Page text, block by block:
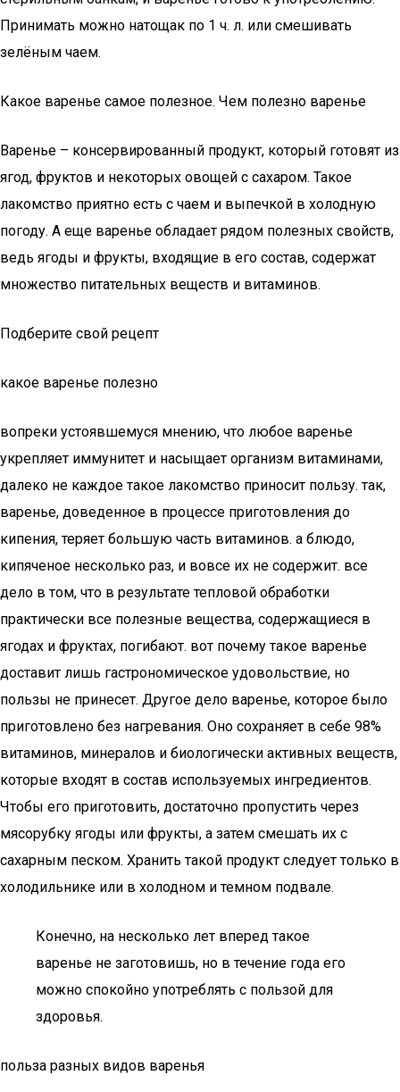
Принимать можно натощак по 1 ч. л. или смешивать
зелёным чаем.
Какое варенье самое полезное. Чем полезно варенье
Варенье – консервированный продукт, который готовят из
ягод, фруктов и некоторых овощей с сахаром. Такое
лакомство приятно есть с чаем и выпечкой в холодную
погоду. А еще варенье обладает рядом полезных свойств,
ведь ягоды и фрукты, входящие в его состав, содержат
множество питательных веществ и витаминов.
Подберите свой рецепт
какое варенье полезно
вопреки устоявшемуся мнению, что любое варенье
укрепляет иммунитет и насыщает организм витаминами,
далеко не каждое такое лакомство приносит пользу. так,
варенье, доведенное в процессе приготовления до
кипения, теряет большую часть витаминов. а блюдо,
кипяченое несколько раз, и вовсе их не содержит. все
дело в том, что в результате тепловой обработки
практически все полезные вещества, содержащиеся в
ягодах и фруктах, погибают. вот почему такое варенье
доставит лишь гастрономическое удовольствие, но
пользы не принесет. Другое дело варенье, которое было
приготовлено без нагревания. Оно сохраняет в себе 98%
витаминов, минералов и биологически активных веществ,
которые входят в состав используемых ингредиентов.
Чтобы его приготовить, достаточно пропустить через
мясорубку ягоды или фрукты, а затем смешать их с
сахарным песком. Хранить такой продукт следует только в
холодильнике или в холодном и темном подвале.
Конечно, на несколько лет вперед такое
варенье не заготовишь, но в течение года его
можно спокойно употреблять с пользой для
здоровья.
польза разных видов варенья